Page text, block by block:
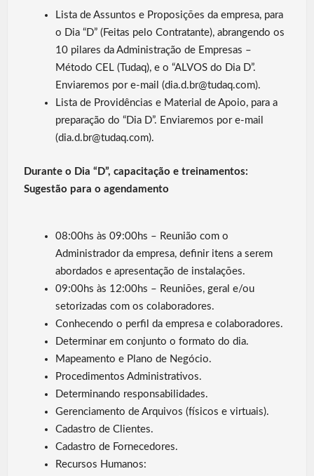
Lista de Assuntos e Proposições da empresa, para
o Dia “D” (Feitas pelo Contratante), abrangendo os
10 pilares da Administração de Empresas –
Método CEL (Tudaq), e o “ALVOS do Dia D”.
Enviaremos por e-mail (dia.d.br@tudaq.com).
Lista de Providências e Material de Apoio, para a
preparação do “Dia D”. Enviaremos por e-mail
(dia.d.br@tudaq.com).
Durante o Dia “D”, capacitação e treinamentos:
Sugestão para o agendamento
08:00hs às 09:00hs – Reunião com o
Administrador da empresa, definir itens a serem
abordados e apresentação de instalações.
09:00hs às 12:00hs – Reuniões, geral e/ou
setorizadas com os colaboradores.
Conhecendo o perfil da empresa e colaboradores.
Determinar em conjunto o formato do dia.
Mapeamento e Plano de Negócio.
Procedimentos Administrativos.
Determinando responsabilidades.
Gerenciamento de Arquivos (físicos e virtuais).
Cadastro de Clientes.
Cadastro de Fornecedores.
Recursos Humanos: